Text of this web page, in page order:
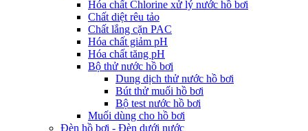
Hóa chất Chlorine xử lý nước hồ bơi
Chất diệt rêu tảo
Chất lắng cặn PAC
Hóa chất giảm pH
Hóa chất tăng pH
Bộ thử nước hồ bơi
Dung dịch thử nước hồ bơi
Bút thử muối hồ bơi
Bộ test nước hồ bơi
Muối dùng cho hồ bơi
Đèn hồ bơi - Đèn dưới nước